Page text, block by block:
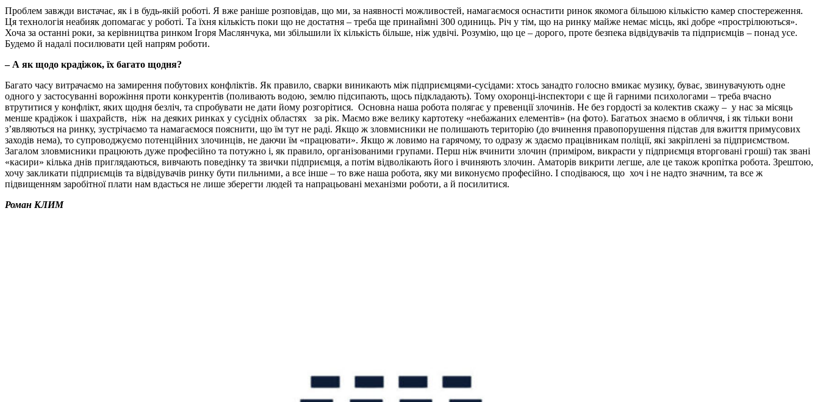
Проблем завжди вистачає, як і в будь-якій роботі. Я вже раніше розповідав, що ми, за наявності можливостей, намагаємося оснастити ринок якомога більшою кількістю камер спостереження.
Ця технологія неабияк допомагає у роботі. Та їхня кількість поки що не достатня – треба ще принаймні 300 одиниць. Річ у тім, що на ринку майже немає місць, які добре «прострілюються».
Хоча за останні роки, за керівництва ринком Ігоря Маслянчука, ми збільшили їх кількість більше, ніж удвічі. Розумію, що це – дорого, проте безпека відвідувачів та підприємців – понад усе.
Будемо й надалі посилювати цей напрям роботи.
– А як щодо крадіжок, їх багато щодня?
Багато часу витрачаємо на замирення побутових конфліктів. Як правило, сварки виникають між підприємцями-сусідами: хтось занадто голосно вмикає музику, буває, звинувачують одне
одного у застосуванні ворожіння проти конкурентів (поливають водою, землю підсипають, щось підкладають). Тому охоронці-інспектори є ще й гарними психологами – треба вчасно
втрутитися у конфлікт, яких щодня безліч, та спробувати не дати йому розгорітися. Основна наша робота полягає у превенції злочинів. Не без гордості за колектив скажу – у нас за місяць
менше крадіжок і шахрайств, ніж на деяких ринках у сусідніх областях за рік. Маємо вже велику картотеку «небажаних елементів» (на фото). Багатьох знаємо в обличчя, і як тільки вони
з’являються на ринку, зустрічаємо та намагаємося пояснити, що їм тут не раді. Якщо ж зловмисники не полишають територію (до вчинення правопорушення підстав для вжиття примусових
заходів нема), то супроводжуємо потенційних злочинців, не даючи їм «працювати». Якщо ж ловимо на гарячому, то одразу ж здаємо працівникам поліції, які закріплені за підприємством.
Загалом зловмисники працюють дуже професійно та потужно і, як правило, організованими групами. Перш ніж вчинити злочин (приміром, викрасти у підприємця вторговані гроші) так звані
«касири» кілька днів приглядаються, вивчають поведінку та звички підприємця, а потім відволікають його і вчиняють злочин. Аматорів викрити легше, але це також кропітка робота. Зрештою,
хочу закликати підприємців та відвідувачів ринку бути пильними, а все інше – то вже наша робота, яку ми виконуємо професійно. І сподіваюся, що хоч і не надто значним, та все ж
підвищенням заробітної плати нам вдасться не лише зберегти людей та напрацьовані механізми роботи, а й посилитися.
Роман КЛИМ